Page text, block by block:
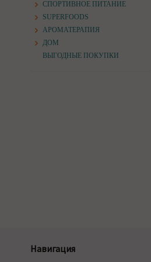
СПОРТИВНОЕ ПИТАНИЕ
SUPERFOODS
АРОМАТЕРАПИЯ
ДОМ
ВЫГОДНЫЕ ПОКУПКИ
Навигация